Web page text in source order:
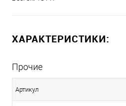
ХАРАКТЕРИСТИКИ:
Прочие
Артикул